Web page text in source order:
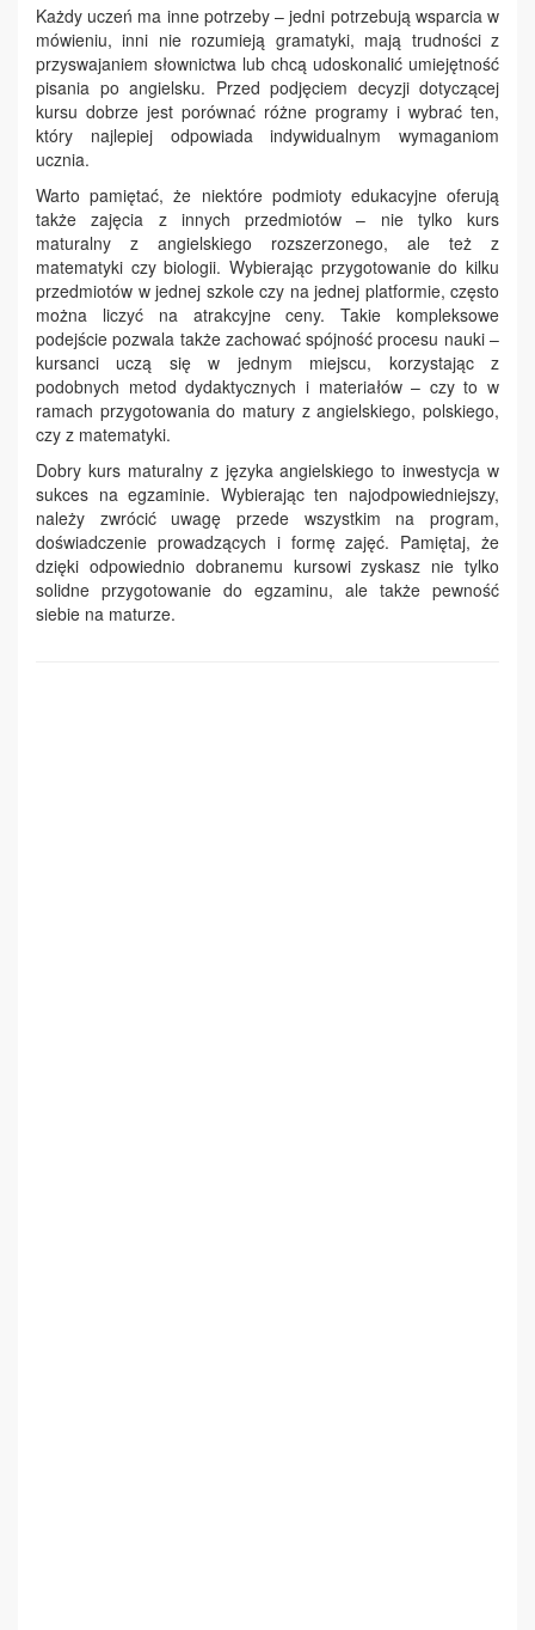
Każdy uczeń ma inne potrzeby – jedni potrzebują wsparcia w
mówieniu, inni nie rozumieją gramatyki, mają trudności z
przyswajaniem słownictwa lub chcą udoskonalić umiejętność
pisania po angielsku. Przed podjęciem decyzji dotyczącej
kursu dobrze jest porównać różne programy i wybrać ten,
który najlepiej odpowiada indywidualnym wymaganiom
ucznia.
Warto pamiętać, że niektóre podmioty edukacyjne oferują
także zajęcia z innych przedmiotów – nie tylko kurs
maturalny z angielskiego rozszerzonego, ale też z
matematyki czy biologii. Wybierając przygotowanie do kilku
przedmiotów w jednej szkole czy na jednej platformie, często
można liczyć na atrakcyjne ceny. Takie kompleksowe
podejście pozwala także zachować spójność procesu nauki –
kursanci uczą się w jednym miejscu, korzystając z
podobnych metod dydaktycznych i materiałów – czy to w
ramach przygotowania do matury z angielskiego, polskiego,
czy z matematyki.
Dobry kurs maturalny z języka angielskiego to inwestycja w
sukces na egzaminie. Wybierając ten najodpowiedniejszy,
należy zwrócić uwagę przede wszystkim na program,
doświadczenie prowadzących i formę zajęć. Pamiętaj, że
dzięki odpowiednio dobranemu kursowi zyskasz nie tylko
solidne przygotowanie do egzaminu, ale także pewność
siebie na maturze.